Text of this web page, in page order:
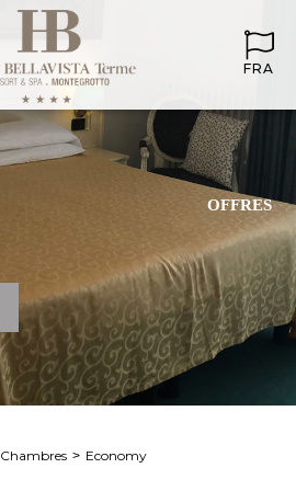
OFFRES
FRA
Chambres Economy